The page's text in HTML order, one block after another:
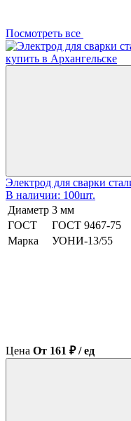
Посмотреть все
Электрод для сварки
В наличии: 100шт.
Диаметр 3 мм
ГОСТ
ГОСТ 9467-75
Марка
УОНИ-13/55
Цена От 161 ₽ / ед